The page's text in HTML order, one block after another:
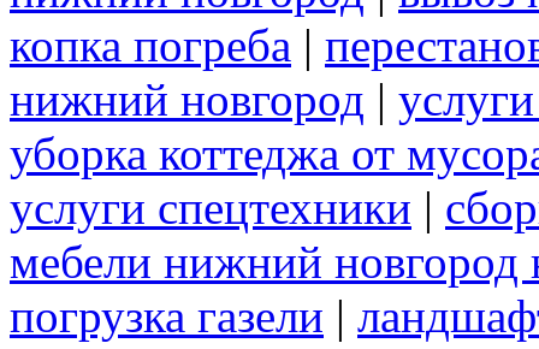
копка погреба |
нижний новгород |
уборка коттеджа от
услуги спецтехники |
мебели нижний новгород
погрузка газели |